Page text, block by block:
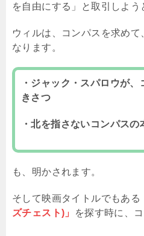
を自由にする」と取引しよう
ウィルは、コンパスを求め
なります。
・ジャック・スパロウが
きさつ
・北を指さないコンパスの
も、明かされます。
そして映画タイトルでもある
ズチェスト)」
を探す時に、